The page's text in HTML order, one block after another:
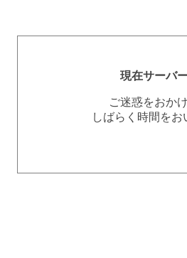
現在サーバ
ご迷惑をおか
しばらく時間を